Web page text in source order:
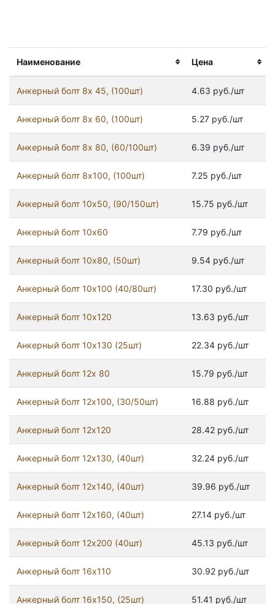
Наименование Цена
Анкерный болт 8x 45, (100шт) 4.63 руб./шт
Анкерный болт 8x 60, (100шт) 5.27 руб./шт
Анкерный болт 8x 80, (60/100шт) 6.39 руб./шт
Анкерный болт 8x100, (100шт) 7.25 руб./шт
Анкерный болт 10x50, (90/150шт) 15.75 руб./шт
Анкерный болт 10x60 7.79 руб./шт
Анкерный болт 10x80, (50шт) 9.54 руб./шт
Анкерный болт 10х100 (40/80шт) 17.30 руб./шт
Анкерный болт 10х120 13.63 руб./шт
Анкерный болт 10х130 (25шт) 22.34 руб./шт
Анкерный болт 12x 80 15.79 руб./шт
Анкерный болт 12х100, (30/50шт) 16.88 руб./шт
Анкерный болт 12х120 28.42 руб./шт
Анкерный болт 12х130, (40шт) 32.24 руб./шт
Анкерный болт 12х140, (40шт) 39.96 руб./шт
Анкерный болт 12х160, (40шт) 27.14 руб./шт
Анкерный болт 12х200 (40шт) 45.13 руб./шт
Анкерный болт 16х110 30.92 руб./шт
Анкерный болт 16х150, (25шт) 51.41 руб./шт